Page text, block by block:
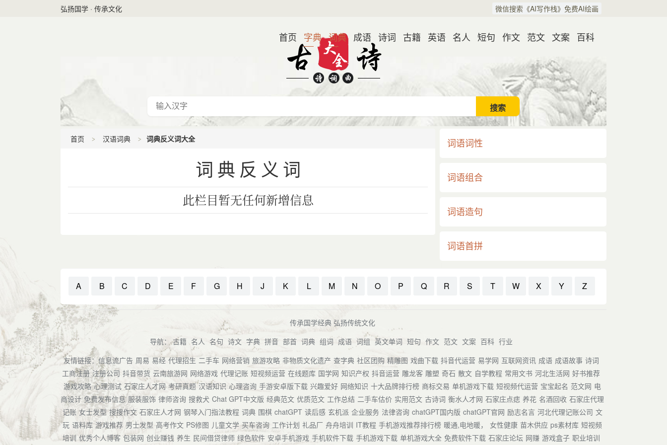
弘扬国学 · 传承文化 微信搜索《AI写作栈》免费AI绘画
首页 字典 词典 成语 诗词 古籍 英语 名人 短句 作文 范文 文案 百科
首页 汉语词典 词典反义词大全
词典反义词
此栏目暂无任何新增信息
词语词性
词语组合
词语造句
词语首拼
A B C D E F G H J K L M N O P Q R S T W X Y Z
传承国学经典 弘扬传统文化
导航：古籍 名人 名句 诗文 字典 拼音 部首 词典 组词 成语 词组 英文单词 短句 作文 范文 文案 百科 行业
友情链接：信息流广告 周易 易经 代理招生 二手车 网络营销 旅游攻略 非物质文化遗产 查字典 社区团购 精雕图 戏曲下载 抖音代运营 易学网 互联网资讯 成语 成语故事 诗词
工商注册 注册公司 抖音带货 云南旅游网 网络游戏 代理记账 短视频运营 在线题库 国学网 知识产权 抖音运营 雕龙客 雕塑 奇石 散文 自学教程 常用文书 河北生活网 好书推荐
游戏攻略 心理测试 石家庄人才网 考研真题 汉语知识 心理咨询 手游安卓版下载 兴趣爱好 网络知识 十大品牌排行榜 商标交易 单机游戏下载 短视频代运营 宝宝起名 范文网 电
商设计 免费发布信息 服装服饰 律师咨询 搜救犬 Chat GPT中文版 经典范文 优质范文 工作总结 二手车估价 实用范文 古诗词 衡水人才网 石家庄点痣 养花 名酒回收 石家庄代理
记账 女士发型 搜搜作文 石家庄人才网 钢琴入门指法教程 词典 围棋 chatGPT 读后感 玄机派 企业服务 法律咨询 chatGPT国内版 chatGPT官网 励志名言 河北代理记账公司 文
玩 语料库 游戏推荐 男士发型 高考作文 PS修图 儿童文学 买车咨询 工作计划 礼品厂 舟舟培训 IT教程 手机游戏推荐排行榜 暖通,电地暖， 女性健康 苗木供应 ps素材库 短视频
培训 优秀个人博客 包装网 创业赚钱 养生 民间借贷律师 绿色软件 安卓手机游戏 手机软件下载 手机游戏下载 单机游戏大全 免费软件下载 石家庄论坛 网赚 游戏盒子 职业培训